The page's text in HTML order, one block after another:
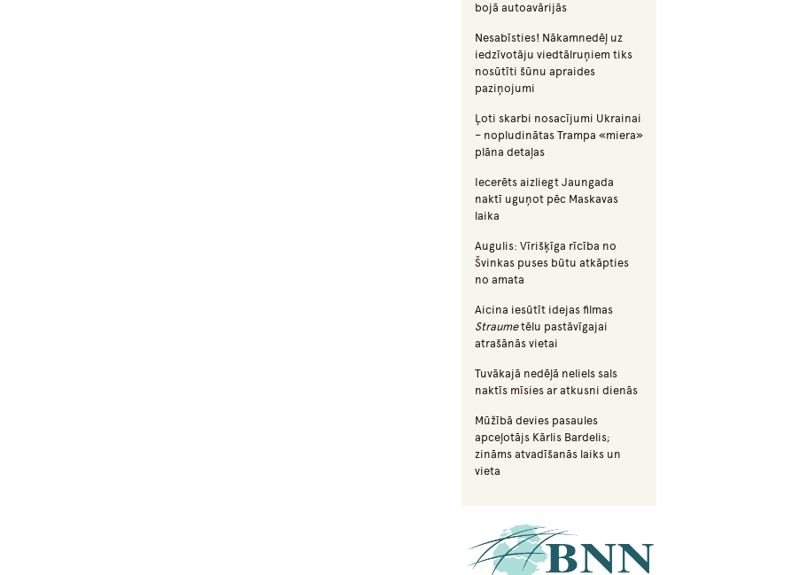
bojā autoavārijās
Nesabīsties! Nākamnedēļ uz
iedzīvotāju viedtālruņiem tiks
nosūtīti šūnu apraides
paziņojumi
Ļoti skarbi nosacījumi Ukrainai
– nopludinātas Trampa «miera»
plāna detaļas
Iecerēts aizliegt Jaungada
naktī uguņot pēc Maskavas
laika
Augulis: Vīrišķīga rīcība no
Švinkas puses būtu atkāpties
no amata
Aicina iesūtīt idejas filmas
Straumetēlu pastāvīgajai
atrašānās vietai
Tuvākajā nedēļā neliels sals
naktīs mīsies ar atkusni dienās
Mūžībā devies pasaules
apceļotājs Kārlis Bardelis;
zināms atvadīšanās laiks un
vieta